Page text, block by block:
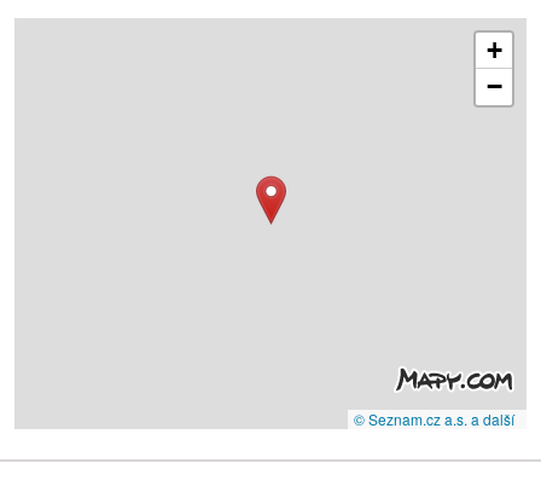
+
−
© Seznam.cz a.s. a další